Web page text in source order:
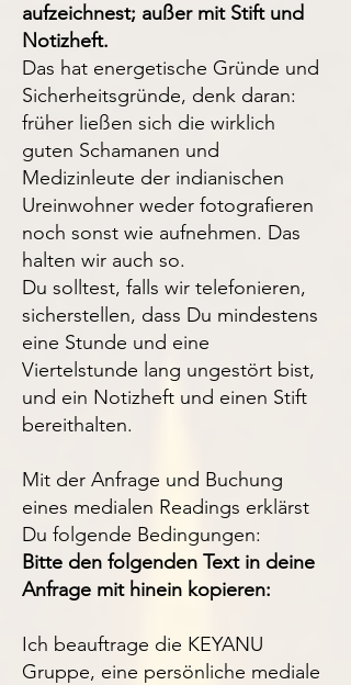
aufzeichnest; außer mit Stift und
Notizheft.
Das hat energetische Gründe und
Sicherheitsgründe, denk daran:
früher ließen sich die wirklich
guten Schamanen und
Medizinleute der indianischen
Ureinwohner weder fotografieren
noch sonst wie aufnehmen. Das
halten wir auch so.
Du solltest, falls wir telefonieren,
sicherstellen, dass Du mindestens
eine Stunde und eine
Viertelstunde lang ungestört bist,
und ein Notizheft und einen Stift
bereithalten.
Mit der Anfrage und Buchung
eines medialen Readings erklärst
Du folgende Bedingungen:
Bitte den folgenden Text in deine
Anfrage mit hinein kopieren:
Ich beauftrage die KEYANU
Gruppe, eine persönliche mediale